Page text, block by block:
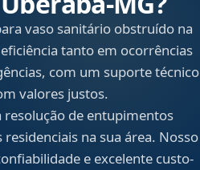
vaso sanitário obstruído na
tanto em ocorrências
com um suporte técnico
valores justos.
de entupimentos
na sua área. Nosso
e excelente custo-